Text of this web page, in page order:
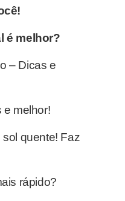
é melhor?
– Dicas e
e melhor!
quente! Faz
rápido?